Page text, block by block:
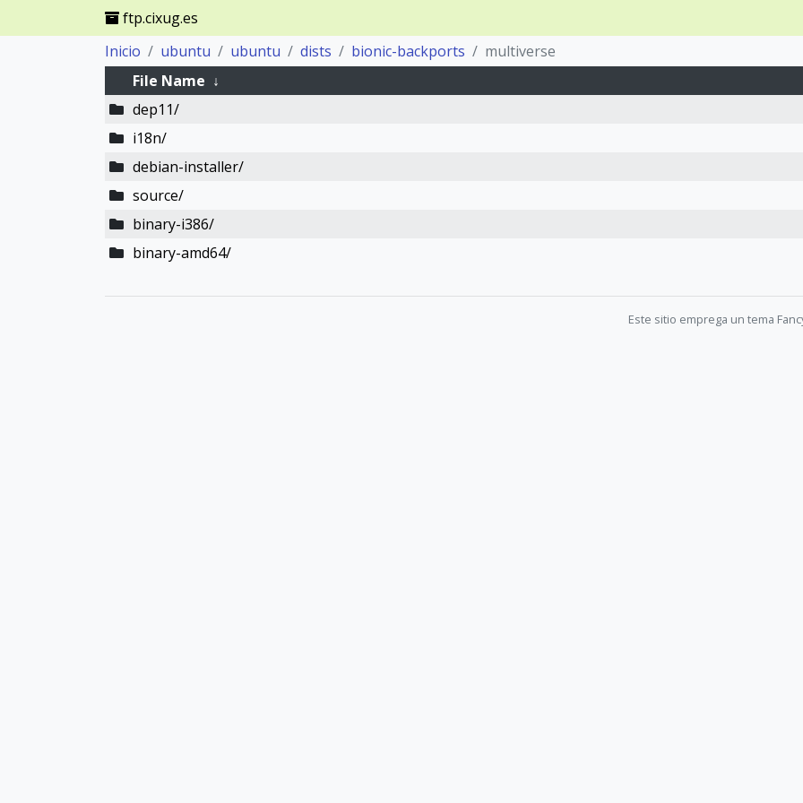
ftp.cixug.es
Inicio
ubuntu ubuntu dists bionic-backports
multiverse
File Name ↓
dep11/
i18n/
debian-installer/
source/
binary-i386/
binary-amd64/
Este sitio emprega un tema